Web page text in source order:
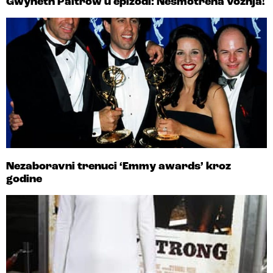
Nezaboravni trenuci ‘Emmy awards’ kroz
godine